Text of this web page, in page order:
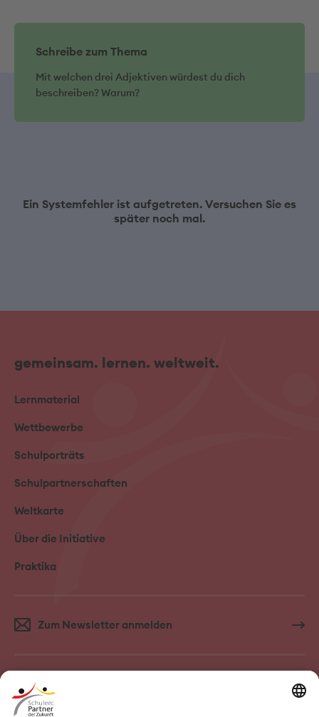
Schreibe zum Thema
Mit welchen drei Adjektiven würdest du dich
beschreiben? Warum?
Ein Systemfehler ist aufgetreten. Versuchen Sie es
später noch mal.
gemeinsam. lernen. weltweit.
Lernmaterial
Wettbewerbe
Schulporträts
Schulpartnerschaften
Weltkarte
Über die Initiative
Praktika
Zum Newsletter anmelden